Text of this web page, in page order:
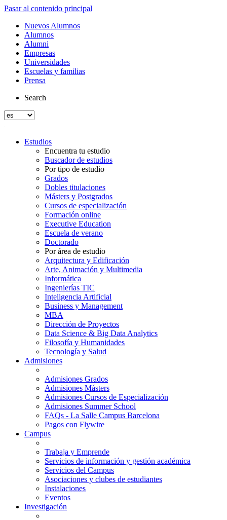
Pasar al contenido principal
Nuevos Alumnos
Alumnos
Alumni
Empresas
Universidades
Escuelas y familias
Prensa
Search
Estudios
Encuentra tu estudio
Buscador de estudios
Por tipo de estudio
Grados
Dobles titulaciones
Másters y Postgrados
Cursos de especialización
Formación online
Executive Education
Escuela de verano
Doctorado
Por área de estudio
Arquitectura y Edificación
Arte, Animación y Multimedia
Informática
Ingenierías TIC
Inteligencia Artificial
Business y Management
MBA
Dirección de Proyectos
Data Science & Big Data Analytics
Filosofía y Humanidades
Tecnología y Salud
Admisiones
Admisiones Grados
Admisiones Másters
Admisiones Cursos de Especialización
Admisiones Summer School
FAQs - La Salle Campus Barcelona
Pagos con Flywire
Campus
Trabaja y Emprende
Servicios de información y gestión académica
Servicios del Campus
Asociaciones y clubes de estudiantes
Instalaciones
Eventos
Investigación